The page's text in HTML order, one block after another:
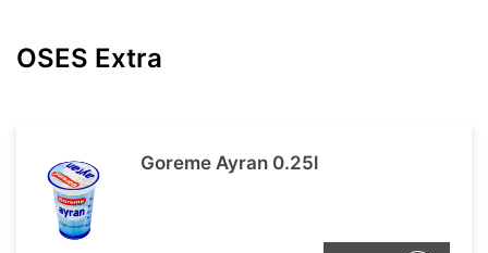
OSES Extra
Goreme Ayran 0.25l